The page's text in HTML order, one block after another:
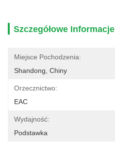
Szczegółowe Informacje
Miejsce Pochodzenia:
Shandong, Chiny
Orzecznictwo:
EAC
Wydajność:
Podstawka